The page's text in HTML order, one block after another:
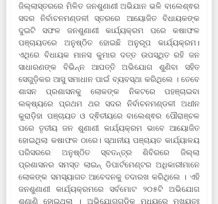
ଜିଲ୍ଲାସ୍ତରରେ ମିଳିତ ଜନଶୁଣାଣୀ ଅଭିଯାନ ଭଳି ବାଲେଶ୍ଵର
ସଦର ନିର୍ବାଚନମଣ୍ଡଳୀ ସ୍ତରରେ ଆୟୋଜିତ ବିଧାୟକଙ୍କ
ଦୁଇଟି ସଫଳ ଜନଶୁଣାଣୀ କାର୍ଯ୍ୟକ୍ରମ ପରେ କଷାଫଳ
ପଞ୍ଚାୟତରେ ଅନୁଷ୍ଠିତ ହୋଇଛି ଅନୁରୂପ କାର୍ଯ୍ୟକ୍ରମ।
ଏଥିରେ ବିଧାୟକ ମାନସ କୁମାର ଦତ୍ତ ଉପସ୍ଥିତ ରହି ଜନ
ସାଧାରଣଙ୍କ ବିଭିନ୍ନ ଆପତ୍ତି ଅଭିଯୋଗ ଶୁଣିବା ସହିତ
ସେଗୁଡ଼ିକର ଆସୁ ସମାଧାନ ପାଇଁ ବ୍ୟବସ୍ଥା କରିଥିଲେ । ତେବେ
ଶାସନ ପ୍ରଶାସନକୁ ଲୋକଙ୍କ ନିକଟରେ ପହଞ୍ଚାଇବା
ଲକ୍ଷ୍ୟରେ ପ୍ରଥମ ଥର ସଦର ନିର୍ବାଚନମଣ୍ଡଳୀ ଅଧୀନ
କୁରାଡ଼ିହା ପଞ୍ଚାୟତ ଓ ଦ୍ଵିତୀୟରେ ବାଲେଶ୍ଵର ପୌରାଞ୍ଚଳ
ପରେ ତୃତୀୟ ଜନ ଶୁଣାଣୀ କାର୍ଯ୍ୟକ୍ରମ ଭାବେ ଆୟୋଜିତ
ହୋଇଥିଲା କଷାଫଳ ଠାରେ। ସ୍ଥାନୀୟ ପଞ୍ଚାୟତ କାର୍ଯ୍ୟାଳୟ
ପରିସରରେ ଅନୁଷ୍ଠିତ ସ୍ବତନ୍ତ୍ର ଶିବିରରେ ଜିଲ୍ଲା
ପ୍ରଶାସନର ସମସ୍ତ ଲାଇନ୍ ଡିପାର୍ଟମେଣ୍ଟର ଅଧିକାରୀମାନେ
ଲୋକଙ୍କ ସମସ୍ୟାଗତ ଆବେଦନକୁ ତଦାରଖ କରିଥିଲେ । ଏହି
ଜନଶୁଣାଣୀ କାର୍ଯ୍ୟକ୍ରମରେ ସର୍ବମୋଟ ୨୦୫ଟି ଅଭିଯୋଗ
ଶୁଣାଣି ହୋଇଥିଲା । ଅଭିଯୋଗଗୁଡ଼ିକ ମଧ୍ୟରେ ମୁଖ୍ୟତଃ